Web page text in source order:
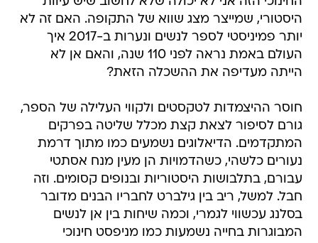
היסטורי, שמייצר מצג שווא של התקופה. האם זה לא
יותר פמיניסטי לספר לנשים ונערות ב-2017 איך
העולם באמת נראה לפני 110 שנה, והאם אן לא
הייתה מעדיפה את ההשכלה הזאת?
חוסר ההיצמדות לטקסטים ולקווי העלילה של הספר,
גורם לסיפור לצאת קצת מכלל שליטה בפרקים
המתקדמים. הדיאלוגים נשמעים כמו מתוך דרמת
נעורים כלשהי, כשהדמויות הן מעין מנח אסתטי
עבורם, בתלבושות היסטוריות ובנופים קסומים. וזה
חבל. למשל, ריב בין גילברט לחבריו הבנים מדובר
בסלנג עכשווי לגמרי, וכמה שיחות בין אן לנשים
המבוגרות בחייה נשמעות כמו מניפסט חינוכי